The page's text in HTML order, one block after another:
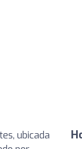
ubicada